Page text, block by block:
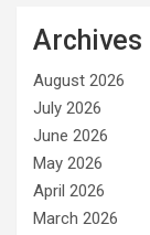
Archives
August 2026
July 2026
June 2026
May 2026
April 2026
March 2026